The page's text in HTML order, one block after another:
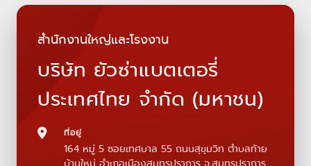
สำนักงานใหญ่และโรงงาน
บริษัท ยัวซ่าแบตเตอรี่
ประเทศไทย จำกัด (มหาชน)
ที่อยู่
164 หมู่ 5 ซอยเทศบาล 55 ถนนสุขุมวิท ตำบลท้าย
บ้านใหม่ อำเภอเมืองสมุทรปราการ จ.สมุทรปราการ